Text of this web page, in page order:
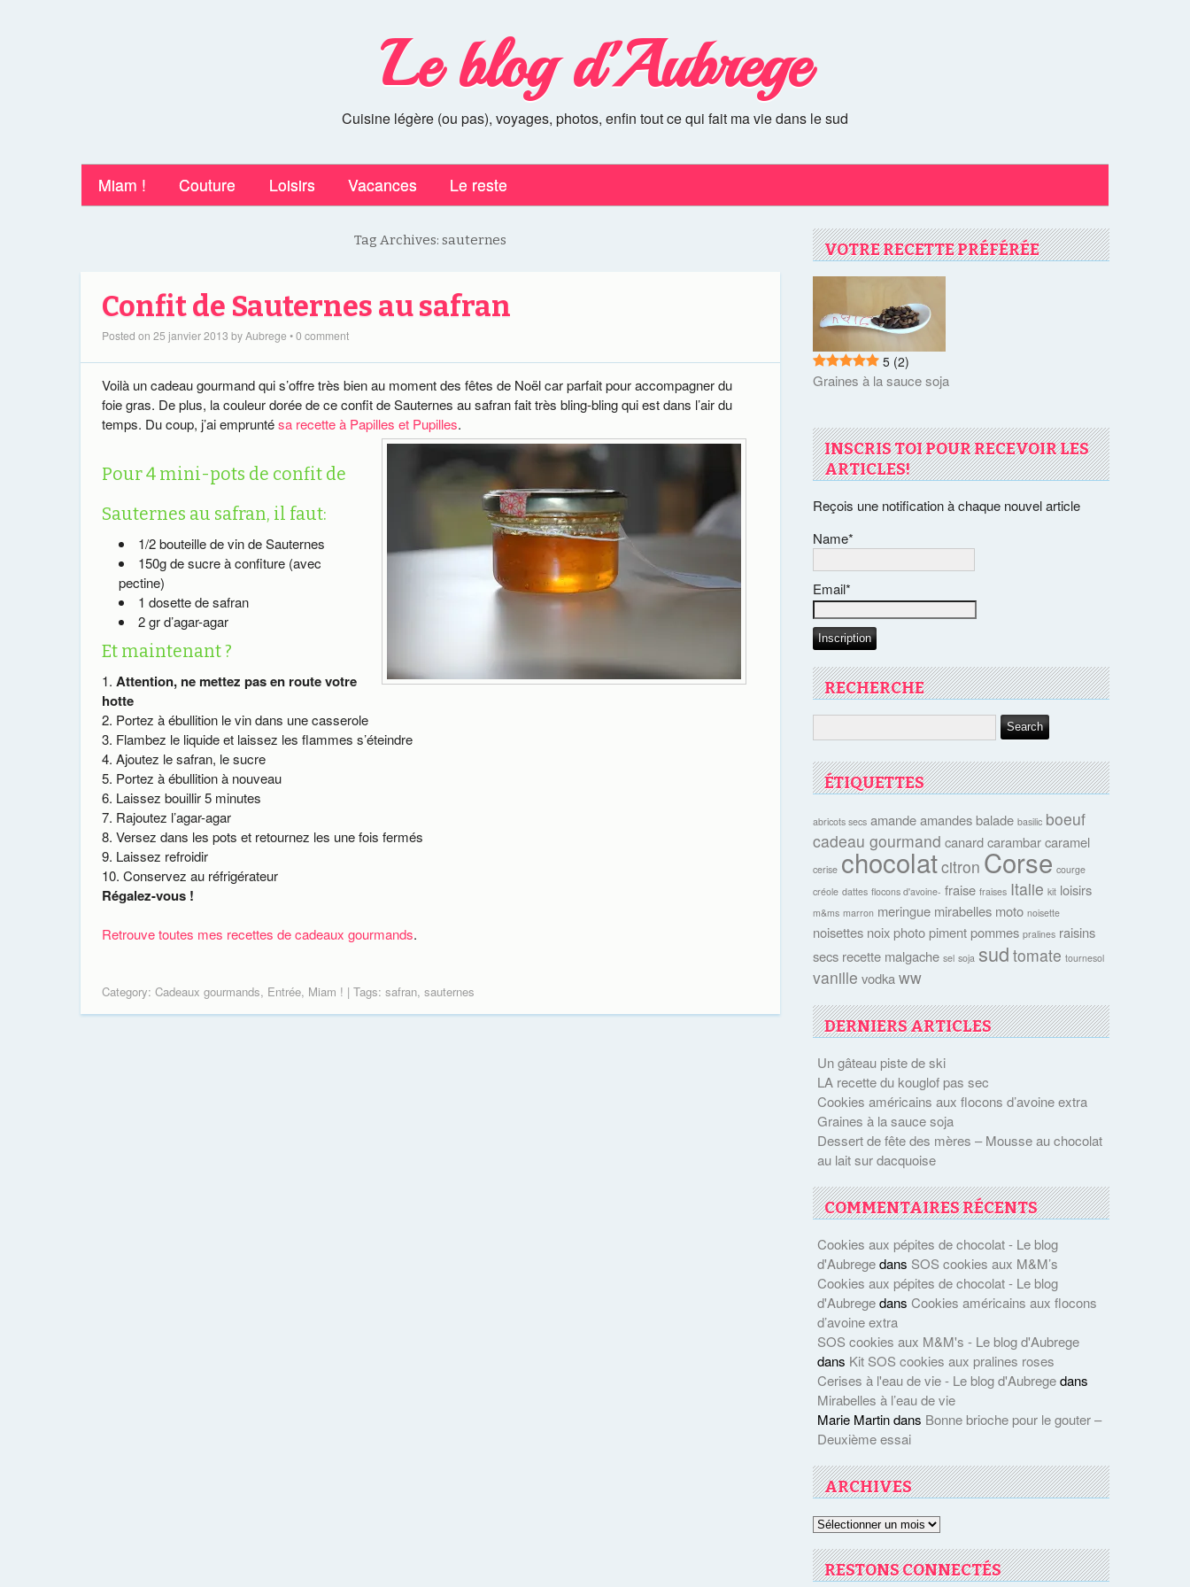
Le blog d'Aubrege
Cuisine légère (ou pas), voyages, photos, enfin tout ce qui fait ma vie dans le sud
Miam ! Couture Loisirs Vacances Le reste
Tag Archives:sauternes
Confit de Sauternes au safran
Posted on 25 janvier 2013 byAubrege •0 comment
Voilà un cadeau gourmand qui s’offre très bien au moment des fêtes de Noël car parfait pour accompagner du
foie gras. De plus, la couleur dorée de ce confit de Sauternes au safran fait très bling-bling qui est dans l’air du
temps. Du coup, j’ai empruntésa recette à Papilles et Pupilles.
Pour 4 mini-pots de confit de
Sauternes au safran, il faut:
1/2 bouteille de vin de Sauternes
150g de sucre à confiture (avec
pectine)
1 dosette de safran
2 gr d’agar-agar
Et maintenant ?
Attention, ne mettez pas en route votre
hotte
Portez à ébullition le vin dans une casserole
Flambez le liquide et laissez les flammes s’éteindre
Ajoutez le safran, le sucre
Portez à ébullition à nouveau
Laissez bouillir 5 minutes
Rajoutez l’agar-agar
Versez dans les pots et retournez les une fois fermés
Laissez refroidir
Conservez au réfrigérateur
Régalez-vous !
Retrouve toutes mes recettes de cadeaux gourmands.
Category: Cadeaux gourmands, Entrée, Miam ! | Tags: safran, sauternes
VOTRE RECETTE PRÉFÉRÉE
5 (2)
Graines à la sauce soja
INSCRIS TOI POUR RECEVOIR LES
ARTICLES!
Reçois une notification à chaque nouvel article
Name*
Email*
RECHERCHE
ÉTIQUETTES
abricots secs amande amandes balade basilic boeuf
cadeau gourmand canard carambar caramel
cerise chocolatcitron Corse courge
créole dattes flocons d'avoine- fraise fraises Italie kit loisirs
m&ms marron meringue mirabelles moto noisette
noisettes noix photo piment pommes pralines raisins
secs recette malgache sel soja sud tomate tournesol
vanille vodka ww
DERNIERS ARTICLES
Un gâteau piste de ski
LA recette du kouglof pas sec
Cookies américains aux flocons d’avoine extra
Graines à la sauce soja
Dessert de fête des mères – Mousse au chocolat
au lait sur dacquoise
COMMENTAIRES RÉCENTS
Cookies aux pépites de chocolat - Le blog
d'Aubregedans SOS cookies aux M&M’s
Cookies aux pépites de chocolat - Le blog
d'Aubregedans Cookies américains aux flocons
d’avoine extra
SOS cookies aux M&M's - Le blog d'Aubrege
dans Kit SOS cookies aux pralines roses
Cerises à l'eau de vie - Le blog d'Aubregedans
Mirabelles à l’eau de vie
Marie Martindans Bonne brioche pour le gouter –
Deuxième essai
ARCHIVES
Archives
RESTONS CONNECTÉS